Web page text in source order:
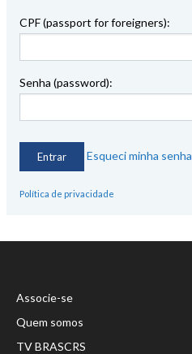
CPF (passport for foreigners):
Senha (password):
Esqueci minha senha
Política de privacidade
Associe-se
Quem somos
TV BRASCRS